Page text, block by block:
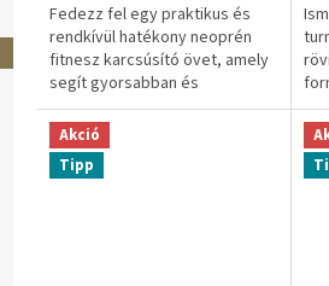
Fedezz fel egy praktikus és
rendkívül hatékony neoprén
fitnesz karcsúsító övet, amely
segít gyorsabban és
hatékonyabban elérni álmaid
alakját. Ez a kiváló minőségű
fogyókúrás öv...
Akció
Tipp